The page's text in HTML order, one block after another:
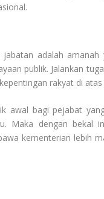
adalah
publik. Jalankan
rakyat di atas
awal bagi pejabat
Maka dengan bekal
kementerian lebih